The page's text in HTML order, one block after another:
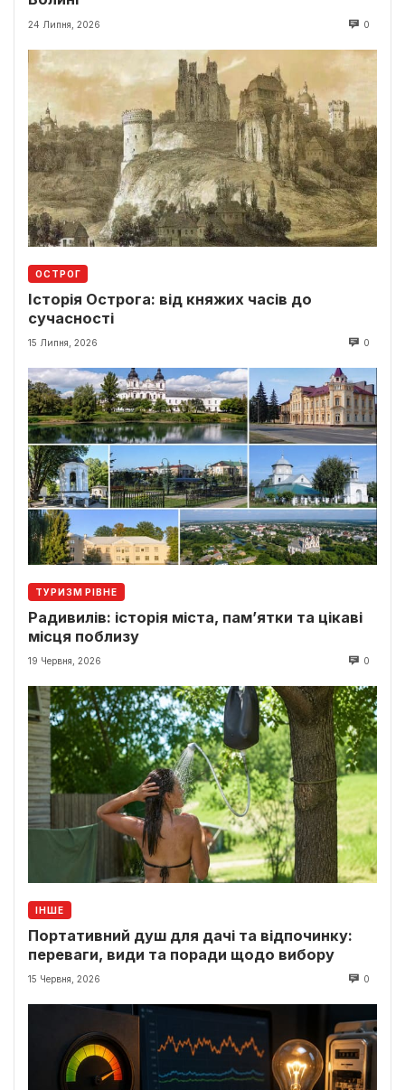
24 Липня, 2026 0
ОСТРОГ
Історія Острога: від княжих часів до
сучасності
15 Липня, 2026 0
ТУРИЗМ РІВНЕ
Радивилів: історія міста, пам’ятки та цікаві
місця поблизу
19 Червня, 2026 0
ІНШЕ
Портативний душ для дачі та відпочинку:
переваги, види та поради щодо вибору
15 Червня, 2026 0